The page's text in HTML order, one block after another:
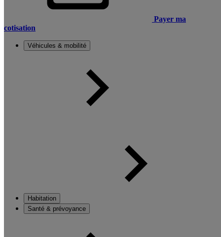
Payer ma
cotisation
Véhicules & mobilité
Habitation
Santé & prévoyance